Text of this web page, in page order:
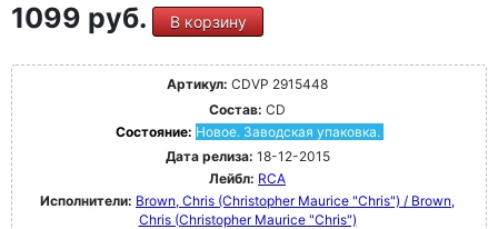
1099 руб. В корзину
Артикул: CDVP 2915448
Состав: CD
Состояние: Новое. Заводская упаковка.
Дата релиза: 18-12-2015
Лейбл: RCA
Исполнители: Brown, Chris (Christopher Maurice "Chris") / Brown,
Chris (Christopher Maurice "Chris")